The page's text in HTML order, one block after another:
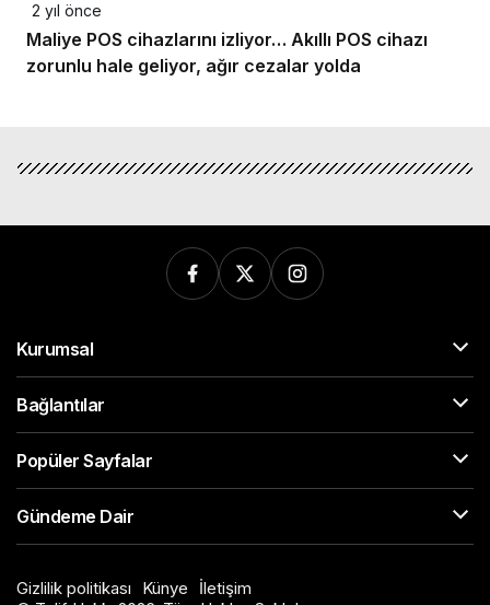
2 yıl önce
Maliye POS cihazlarını izliyor… Akıllı POS cihazı
zorunlu hale geliyor, ağır cezalar yolda
Kurumsal
Bağlantılar
Popüler Sayfalar
Gündeme Dair
Gizlilik politikası Künye
İletişim